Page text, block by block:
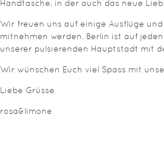
Handtasche, in der auch das neue
Wir freuen uns auf einige Ausflüge
mitnehmen werden. Berlin ist auf
unserer pulsierenden Hauptstadt mit
Wir wünschen Euch viel Spass mit
Liebe Grüsse
rosa&limone